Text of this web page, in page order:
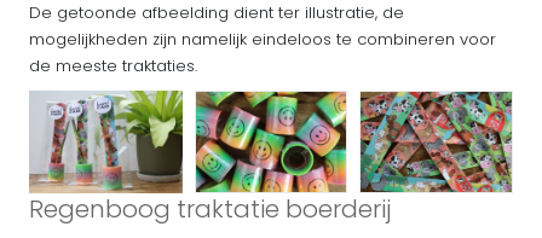
De getoonde afbeelding dient ter illustratie, de
mogelijkheden zijn namelijk eindeloos te combineren voor
de meeste traktaties.
Regenboog traktatie boerderij